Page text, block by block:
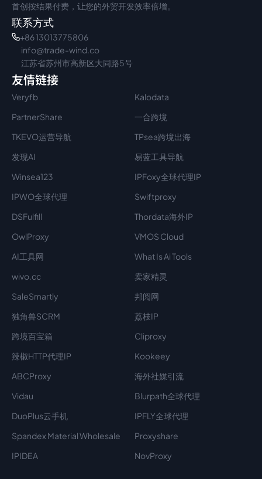
首创按结果付费，让您的外贸开发效率倍增。
联系方式
+86 13013775806
info@trade-wind.co
江苏省苏州市高新区大同路5号
友情链接
Veryfb
Kalodata
PartnerShare
一合跨境
TKEVO运营导航
TPsea跨境出海
发现AI
易蓝工具导航
Winsea123
IPFoxy全球代理IP
IPWO全球代理
Swiftproxy
DSFulfill
Thordata海外IP
OwlProxy
VMOS Cloud
AI工具网
What Is Ai Tools
wivo.cc
卖家精灵
SaleSmartly
邦阅网
独角兽SCRM
荔枝IP
跨境百宝箱
Cliproxy
辣椒HTTP代理IP
Kookeey
ABCProxy
海外社媒引流
Vidau
Blurpath全球代理
DuoPlus云手机
IPFLY全球代理
Spandex Material Wholesale​
Proxyshare
IPIDEA
NovProxy